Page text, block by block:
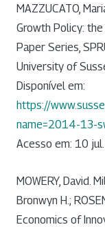
MAZZUCATO,
Growth Policy:
Paper Series,
University of
Disponível em:
https://
name=2014-13-
Acesso em: 10
MOWERY, David.
Bronwyn H.;
Economics of